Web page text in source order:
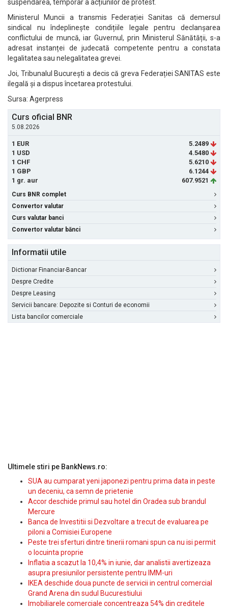
suspendarea, temporar a acțiunilor de protest.
Ministerul Muncii a transmis Federației Sanitas că demersul
sindical nu îndeplinește condițiile legale pentru declanșarea
conflictului de muncă, iar Guvernul, prin Ministerul Sănătății, s-a
adresat instanței de judecată competente pentru a constata
legalitatea sau nelegalitatea grevei.
Joi, Tribunalul București a decis că greva Federației SANITAS este
ilegală și a dispus încetarea protestului.
Sursa: Agerpress
Curs oficial BNR
5.08.2026
1 EUR
5.2489
1 USD
4.5480
1 CHF
5.6210
1 GBP
6.1244
1 gr. aur
607.9521
Curs BNR complet
Convertor valutar
Curs valutar banci
Convertor valutar bănci
Informatii utile
Dictionar Financiar-Bancar
Despre Credite
Despre Leasing
Servicii bancare: Depozite si Conturi de economii
Lista bancilor comerciale
Ultimele stiri pe BankNews.ro:
SUA au cumparat yeni japonezi pentru prima data in peste
un deceniu, ca semn de prietenie
Accor deschide primul sau hotel din Oradea sub brandul
Mercure
Banca de Investitii si Dezvoltare a trecut de evaluarea pe
piloni a Comisiei Europene
Peste trei sferturi dintre tinerii romani spun ca nu isi permit
o locuinta proprie
Inflatia a scazut la 10,4% in iunie, dar analistii avertizeaza
asupra presiunilor persistente pentru IMM-uri
IKEA deschide doua puncte de servicii in centrul comercial
Grand Arena din sudul Bucurestiului
Imobiliarele comerciale concentreaza 54% din creditele